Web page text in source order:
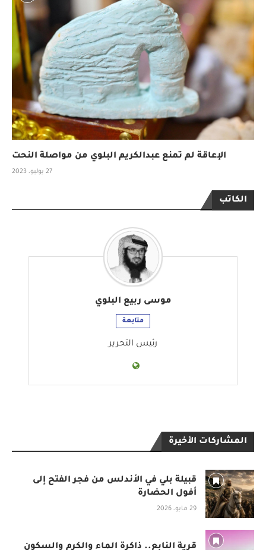
الإعاقة لم تمنع عبدالكريم البلوي من مواصلة النحت
27 يوليو، 2023
الكاتب
موسى ربيع البلوي
متابعة
رئيس التحرير
المشاركات الأخيرة
قبيلة بلي في الأندلس من فجر الفتح إلى
أفول الحضارة
29 مايو، 2026
قرية النابع.. ذاكرة الماء والكرم والسكون